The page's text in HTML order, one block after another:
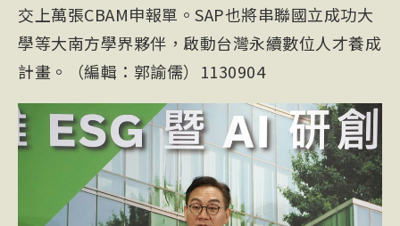
交上萬張CBAM申報單。SAP也將串聯國立成功大
學等大南方學界夥伴，啟動台灣永續數位人才養成
計畫。（編輯：郭諭儒）1130904